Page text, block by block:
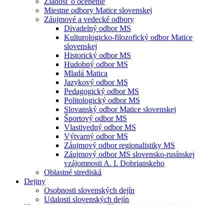
Miestne odbory Matice slovenskej
Záujmové a vedecké odbory
Divadelný odbor MS
Kulturologicko-filozofický odbor Matice
slovenskej
Historický odbor MS
Hudobný odbor MS
Mladá Matica
Jazykový odbor MS
Pedagogický odbor MS
Politologický odbor MS
Slovanský odbor Matice slovenskej
Športový odbor MS
Vlastivedný odbor MS
Výtvarný odbor MS
Záujmový odbor regionalistiky MS
Záujmový odbor MS slovensko-rusínskej
vzájomnosti A. I. Dobrianskeho
Oblastné strediská
Dejiny
Osobnosti slovenských dejín
Udalosti slovenských dejín